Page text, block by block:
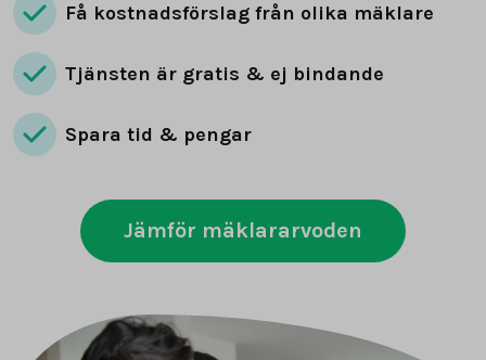
Få kostnadsförslag från olika mäklare
Tjänsten är gratis & ej bindande
Spara tid & pengar
Jämför mäklararvoden